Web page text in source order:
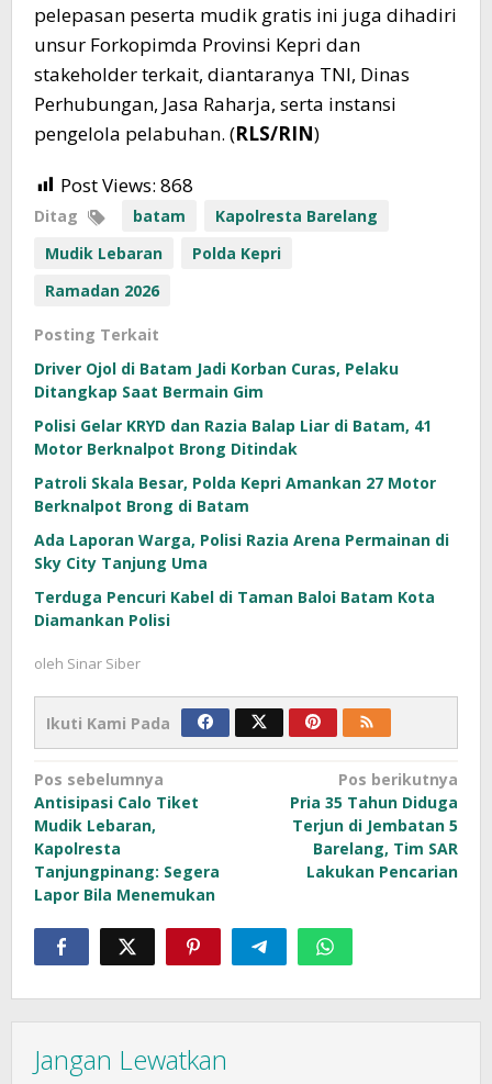
pelepasan peserta mudik gratis ini juga dihadiri
unsur Forkopimda Provinsi Kepri dan
stakeholder terkait, diantaranya TNI, Dinas
Perhubungan, Jasa Raharja, serta instansi
pengelola pelabuhan. (RLS/RIN)
Post Views: 868
Ditag batam
Kapolresta Barelang
Mudik Lebaran
Polda Kepri
Ramadan 2026
Posting Terkait
Driver Ojol di Batam Jadi Korban Curas, Pelaku
Ditangkap Saat Bermain Gim
Polisi Gelar KRYD dan Razia Balap Liar di Batam, 41
Motor Berknalpot Brong Ditindak
Patroli Skala Besar, Polda Kepri Amankan 27 Motor
Berknalpot Brong di Batam
Ada Laporan Warga, Polisi Razia Arena Permainan di
Sky City Tanjung Uma
Terduga Pencuri Kabel di Taman Baloi Batam Kota
Diamankan Polisi
oleh Sinar Siber
Ikuti Kami Pada
Navigasi
pos
Pos sebelumnya
Antisipasi Calo Tiket
Mudik Lebaran,
Kapolresta
Tanjungpinang: Segera
Lapor Bila Menemukan
Pos berikutnya
Pria 35 Tahun Diduga
Terjun di Jembatan 5
Barelang, Tim SAR
Lakukan Pencarian
Jangan Lewatkan